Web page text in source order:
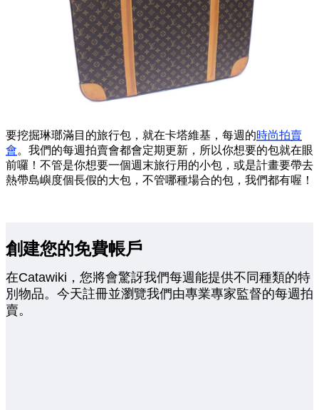
要挖掘琳瑯滿目的旅行包，就在卡塔維基，每週的時尚拍賣
會。我們的每週拍賣會都會定期更新，所以你想要的包就在眼
前囉！不管是你想要一個週末旅行用的小包，或是計畫要帶去
熱帶島嶼度個長假的大包，不管哪種場合的包，我們都有喔！
創建您的免費帳戶
在Catawiki，您將會驚訝我們每週能提供不同種類的特
別物品。今天註冊並瀏覽我們由專業專家監督的每週拍
賣。